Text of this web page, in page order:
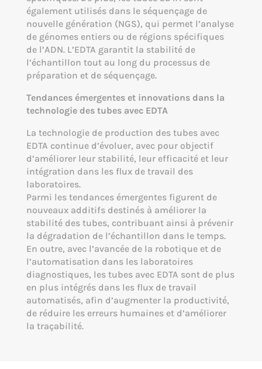
également utilisés dans le séquençage de
nouvelle génération (NGS), qui permet l’analyse
de génomes entiers ou de régions spécifiques
de l’ADN. L’EDTA garantit la stabilité de
l’échantillon tout au long du processus de
préparation et de séquençage.
Tendances émergentes et innovations dans la
technologie des tubes avec EDTA
La technologie de production des tubes avec
EDTA continue d’évoluer, avec pour objectif
d’améliorer leur stabilité, leur efficacité et leur
intégration dans les flux de travail des
laboratoires.
Parmi les tendances émergentes figurent de
nouveaux additifs destinés à améliorer la
stabilité des tubes, contribuant ainsi à prévenir
la dégradation de l’échantillon dans le temps.
En outre, avec l’avancée de la robotique et de
l’automatisation dans les laboratoires
diagnostiques, les tubes avec EDTA sont de plus
en plus intégrés dans les flux de travail
automatisés, afin d’augmenter la productivité,
de réduire les erreurs humaines et d’améliorer
la traçabilité.